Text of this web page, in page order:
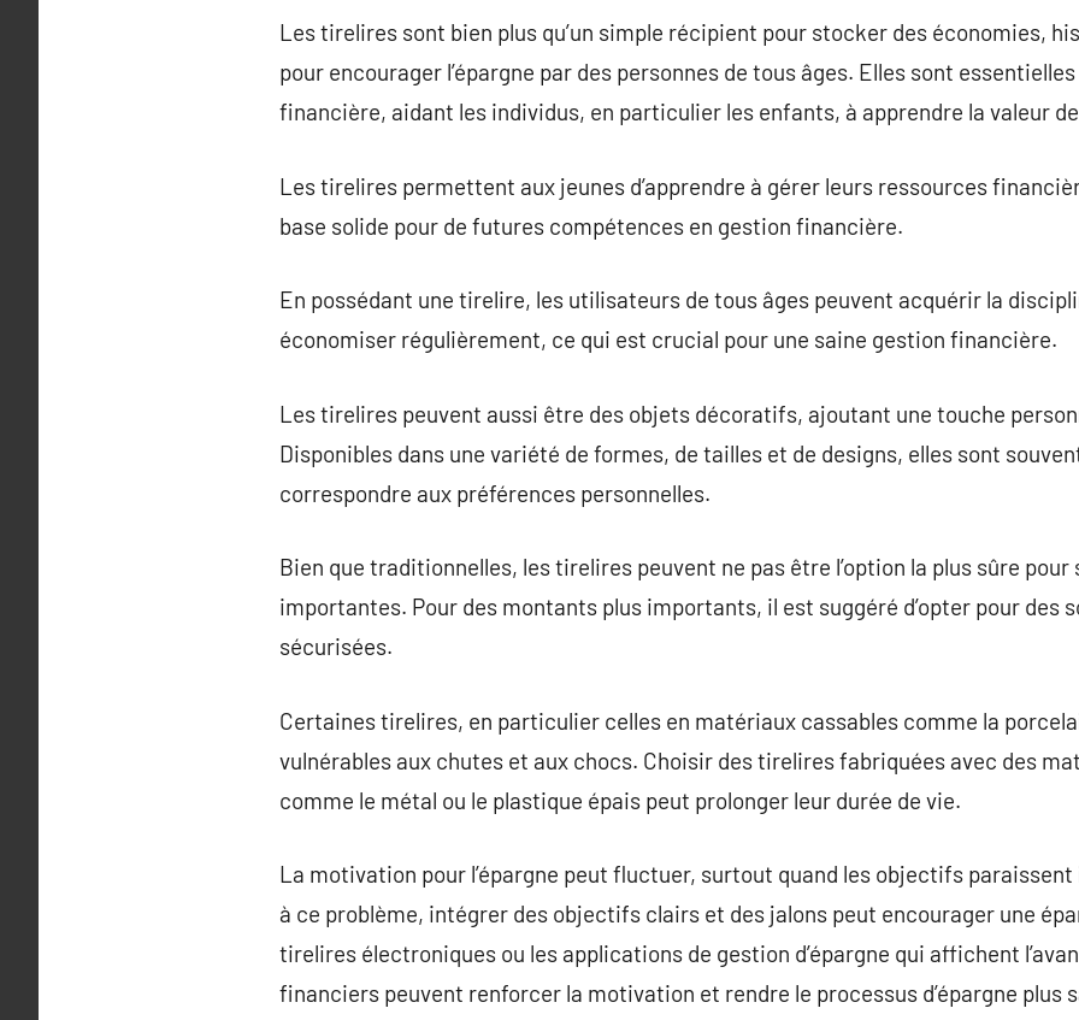
Les tirelires sont bien plus qu’un simple récipient pour stocker des économies,
pour encourager l’épargne par des personnes de tous âges. Elles sont essentielles
financière, aidant les individus, en particulier les enfants, à apprendre la valeur de
Les tirelires permettent aux jeunes d’apprendre à gérer leurs ressources
base solide pour de futures compétences en gestion financière.
En possédant une tirelire, les utilisateurs de tous âges peuvent acquérir la
économiser régulièrement, ce qui est crucial pour une saine gestion financière.
Les tirelires peuvent aussi être des objets décoratifs, ajoutant une touche
Disponibles dans une variété de formes, de tailles et de designs, elles sont
correspondre aux préférences personnelles.
Bien que traditionnelles, les tirelires peuvent ne pas être l’option la plus sûre
importantes. Pour des montants plus importants, il est suggéré d’opter pour des
sécurisées.
Certaines tirelires, en particulier celles en matériaux cassables comme la
vulnérables aux chutes et aux chocs. Choisir des tirelires fabriquées avec des
comme le métal ou le plastique épais peut prolonger leur durée de vie.
La motivation pour l’épargne peut fluctuer, surtout quand les objectifs
à ce problème, intégrer des objectifs clairs et des jalons peut encourager une
tirelires électroniques ou les applications de gestion d’épargne qui affichent
financiers peuvent renforcer la motivation et rendre le processus d’épargne plus